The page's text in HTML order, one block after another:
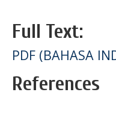
Full Text:
PDF (BAHASA
References